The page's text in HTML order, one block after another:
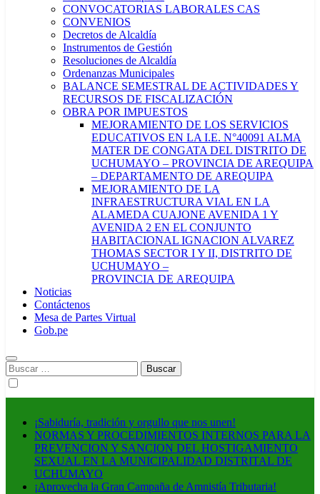
CONVOCATORIAS LABORALES CAS
CONVENIOS
Decretos de Alcaldía
Instrumentos de Gestión
Resoluciones de Alcaldía
Ordenanzas Municipales
BALANCE SEMESTRAL DE ACTIVIDADES Y
RECURSOS DE FISCALIZACIÓN
OBRA POR IMPUESTOS
MEJORAMIENTO DE LOS SERVICIOS
EDUCATIVOS EN LA I.E. N°40091 ALMA
MATER DE CONGATA DEL DISTRITO DE
UCHUMAYO – PROVINCIA DE AREQUIPA
– DEPARTAMENTO DE AREQUIPA
MEJORAMIENTO DE LA
INFRAESTRUCTURA VIAL EN LA
ALAMEDA CUAJONE AVENIDA 1 Y
AVENIDA 2 EN EL CONJUNTO
HABITACIONAL IGNACION ALVAREZ
THOMAS SECTOR I Y II, DISTRITO DE
UCHUMAYO –
PROVINCIA DE AREQUIPA
Noticias
Contáctenos
Mesa de Partes Virtual
Gob.pe
Buscar:
¡Sabiduría, tradición y orgullo que nos unen!
NORMAS Y PROCEDIMIENTOS INTERNOS PARA LA
PREVENCION Y SANCION DEL HOSTIGAMIENTO
SEXUAL EN LA MUNICIPALIDAD DISTRITAL DE
UCHUMAYO
¡Aprovecha la Gran Campaña de Amnistía Tributaria!